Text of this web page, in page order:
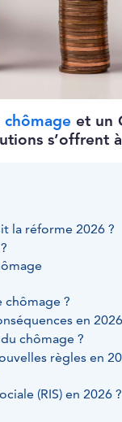
chômage et un
s’offrent
la réforme 2026 ?
chômage ?
en
chômage ?
règles en
(RIS) en 2026 ?